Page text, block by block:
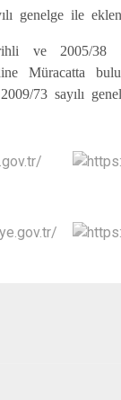
genelge ile
ve 2005/38
Müracatta
73 sayılı